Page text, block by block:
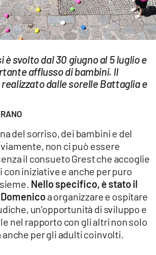
è svolto dal 30 giugno al 5 luglio e
afflusso di bambini. Il
dalle sorelle Battaglia e
del sorriso, dei bambini e del
non ci può essere
il consueto Grest che accoglie
con iniziative e anche per puro
Nello specifico, è stato il
a organizzare e ospitare
un’opportunità di sviluppo e
nel rapporto con gli altri non solo
per gli adulti coinvolti.